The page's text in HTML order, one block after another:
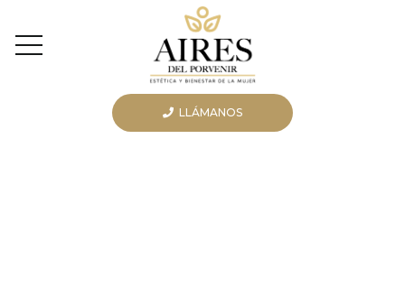
LLÁMANOS